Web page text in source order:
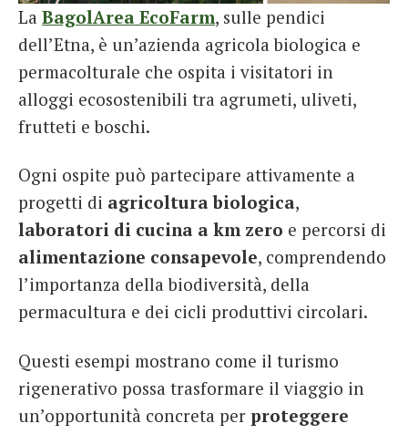
La BagolArea EcoFarm, sulle pendici
dell’Etna, è un’azienda agricola biologica e
permacolturale che ospita i visitatori in
alloggi ecosostenibili tra agrumeti, uliveti,
frutteti e boschi.
Ogni ospite può partecipare attivamente a
progetti di agricoltura biologica,
laboratori di cucina a km zero e percorsi di
alimentazione consapevole, comprendendo
l’importanza della biodiversità, della
permacultura e dei cicli produttivi circolari.
Questi esempi mostrano come il turismo
rigenerativo possa trasformare il viaggio in
un’opportunità concreta per proteggere